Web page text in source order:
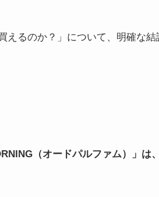
えるのか？」について、明確な結
（オードパルファム）」は